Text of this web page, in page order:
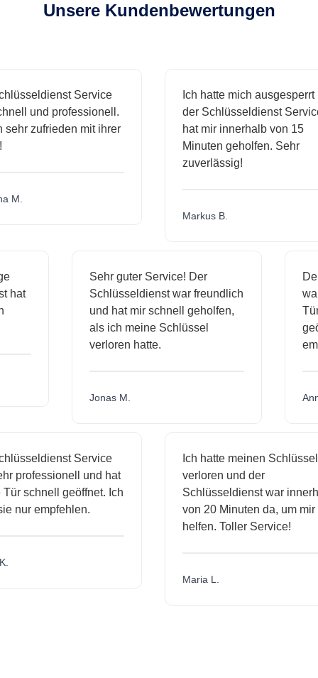
Unsere Kundenbewertungen
Service
und professionell.
zufrieden mit ihrer
Ich hatte mich ausgesperrt und
der Schlüsseldienst Service
hat mir innerhalb von 15
Minuten geholfen. Sehr
zuverlässig!
Markus B.
hat
Sehr guter Service! Der
Schlüsseldienst war freundlich
und hat mir schnell geholfen,
als ich meine Schlüssel
verloren hatte.
Jonas M.
Service
und hat
geöffnet. Ich
empfehlen.
Ich hatte meinen Schlüssel
verloren und der
Schlüsseldienst war innerhalb
von 20 Minuten da, um mir zu
helfen. Toller Service!
Maria L.